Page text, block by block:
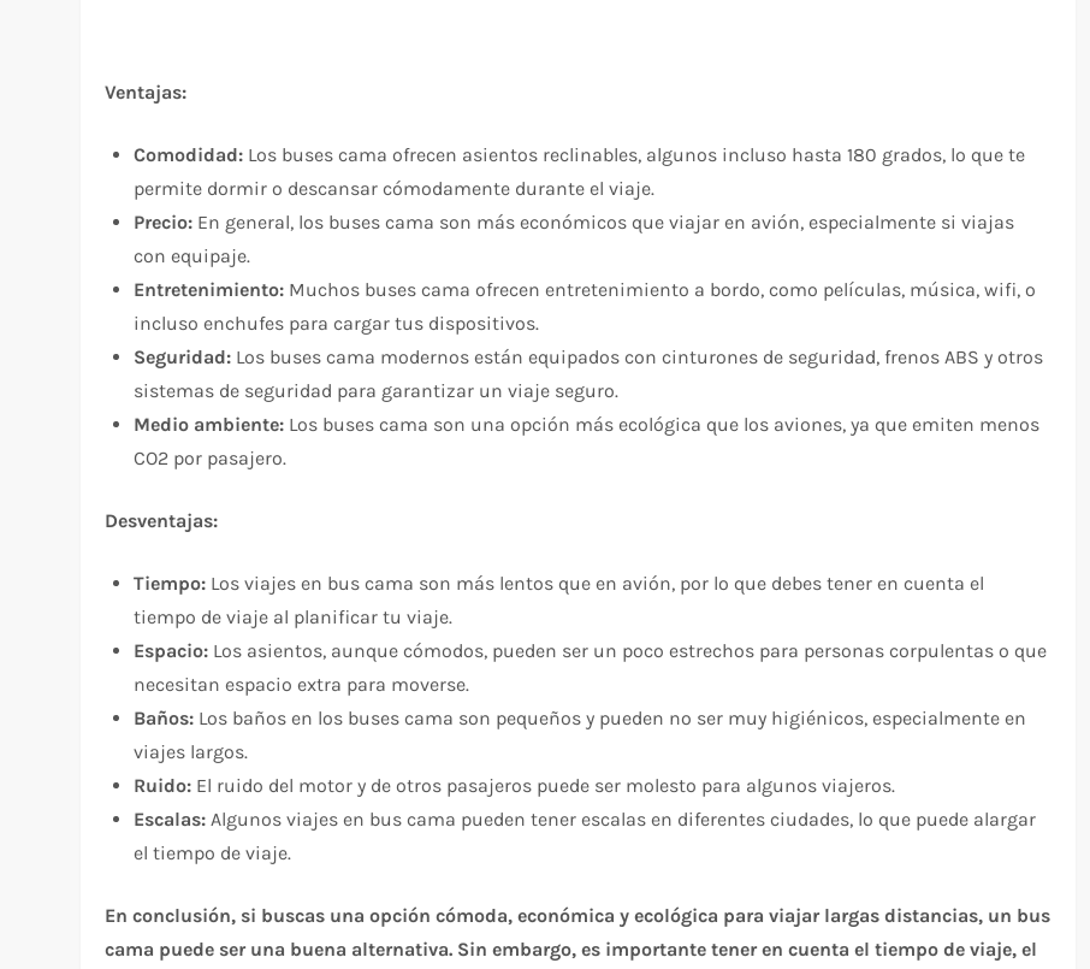
Ventajas:
Comodidad: Los buses cama ofrecen asientos reclinables, algunos incluso hasta 180 grados, lo que te
permite dormir o descansar cómodamente durante el viaje.
Precio: En general, los buses cama son más económicos que viajar en avión, especialmente si viajas
con equipaje.
Entretenimiento: Muchos buses cama ofrecen entretenimiento a bordo, como películas, música, wifi, o
incluso enchufes para cargar tus dispositivos.
Seguridad: Los buses cama modernos están equipados con cinturones de seguridad, frenos ABS y otros
sistemas de seguridad para garantizar un viaje seguro.
Medio ambiente: Los buses cama son una opción más ecológica que los aviones, ya que emiten menos
CO2 por pasajero.
Desventajas:
Tiempo: Los viajes en bus cama son más lentos que en avión, por lo que debes tener en cuenta el
tiempo de viaje al planificar tu viaje.
Espacio: Los asientos, aunque cómodos, pueden ser un poco estrechos para personas corpulentas o que
necesitan espacio extra para moverse.
Baños: Los baños en los buses cama son pequeños y pueden no ser muy higiénicos, especialmente en
viajes largos.
Ruido: El ruido del motor y de otros pasajeros puede ser molesto para algunos viajeros.
Escalas: Algunos viajes en bus cama pueden tener escalas en diferentes ciudades, lo que puede alargar
el tiempo de viaje.
En conclusión, si buscas una opción cómoda, económica y ecológica para viajar largas distancias, un bus
cama puede ser una buena alternativa. Sin embargo, es importante tener en cuenta el tiempo de viaje, el